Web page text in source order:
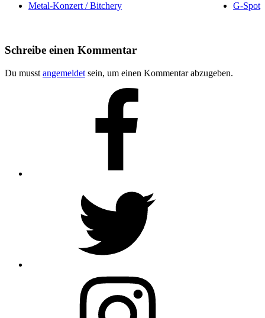
Metal-Konzert / Bitchery G-Spot
Schreibe einen Kommentar
Du musst angemeldet sein, um einen Kommentar abzugeben.